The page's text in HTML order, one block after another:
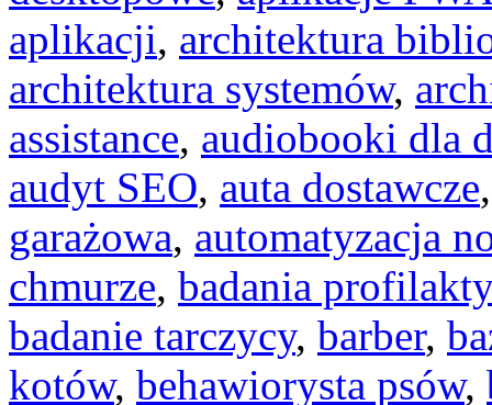
aplikacji, architektura
architektura systemów,
assistance, audiobooki dla
audyt SEO, auta dostawcze
garażowa, automatyzacja
chmurze, badania
badanie tarczycy, barber,
kotów, behawiorysta psów,